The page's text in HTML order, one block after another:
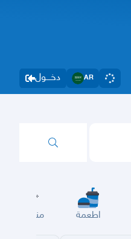
دخــــول AR
اطعمة مناسبات